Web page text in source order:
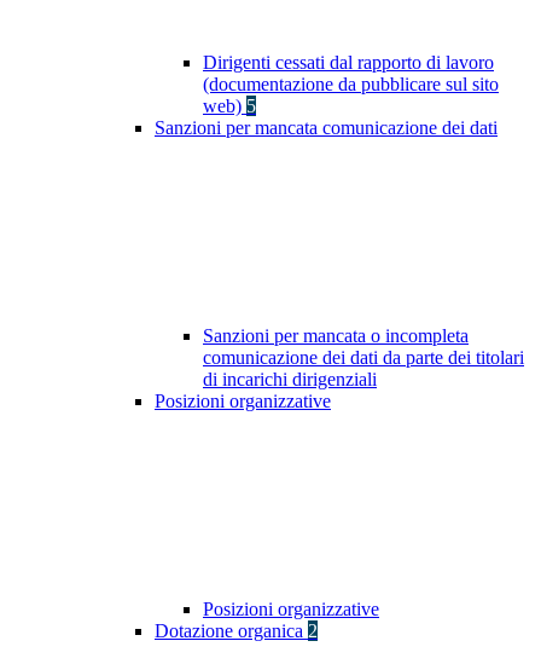
Dirigenti cessati dal rapporto di lavoro
(documentazione da pubblicare sul sito
web) 5
Sanzioni per mancata comunicazione dei dati
Sanzioni per mancata o incompleta
comunicazione dei dati da parte dei titolari
di incarichi dirigenziali
Posizioni organizzative
Posizioni organizzative
Dotazione organica 2